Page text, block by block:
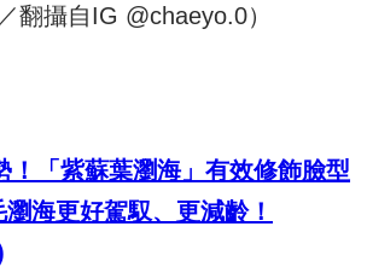
翻攝自IG @chaeyo.0）
！「紫蘇葉瀏海」有效修飾臉型
海更好駕馭、更減齡！